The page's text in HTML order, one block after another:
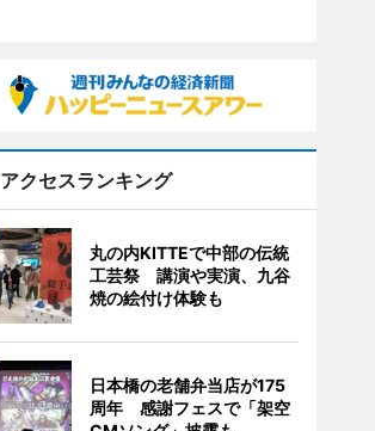
アクセスランキング
丸の内KITTEで中部の伝統
工芸祭 講演や実演、九谷
焼の絵付け体験も
日本橋の老舗弁当店が175
周年 感謝フェスで「架空